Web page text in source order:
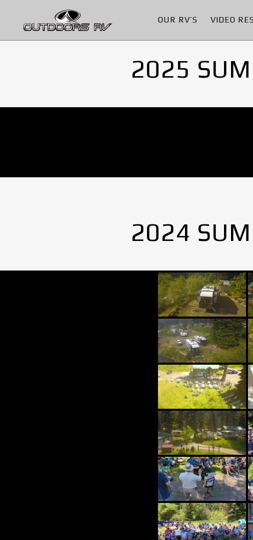
OUR RV’S VIDEO
2025
2024